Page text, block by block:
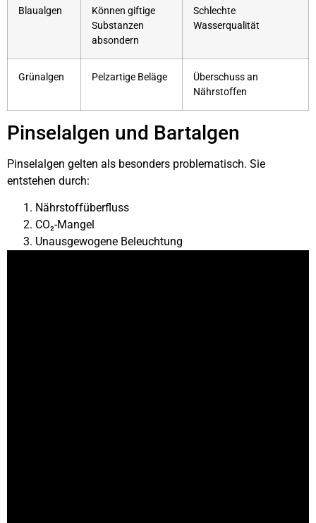
Blaualgen
Können giftige
Substanzen
absondern
Schlechte
Wasserqualität
Grünalgen Pelzartige Beläge
Überschuss an
Nährstoffen
Pinselalgen und Bartalgen
Pinselalgen gelten als besonders problematisch. Sie
entstehen durch:
Nährstoffüberfluss
CO₂-Mangel
Unausgewogene Beleuchtung